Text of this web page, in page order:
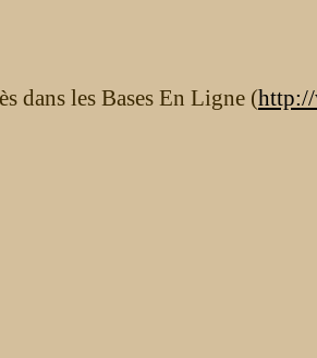
dans les Bases En Ligne (http://